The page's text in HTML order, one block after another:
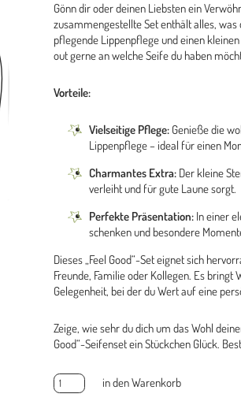
Gönn dir oder deinen Liebsten ein
zusammengestellte Set enthält alles,
pflegende Lippenpflege und einen
out gerne an welche Seife du haben
Vorteile:
Vielseitige Pflege:Genieße die
Lippenpflege – ideal für einen
Charmantes Extra:Der kleine
verleiht und für gute Laune sorgt.
Perfekte Präsentation:In einer
schenken und besondere
Dieses „Feel Good“-Set eignet sich
Freunde, Familie oder Kollegen. Es
Gelegenheit, bei der du Wert auf eine
Zeige, wie sehr du dich um das Wohl
Good“-Seifenset ein Stückchen Glück.
Feel
good
in den Warenkorb